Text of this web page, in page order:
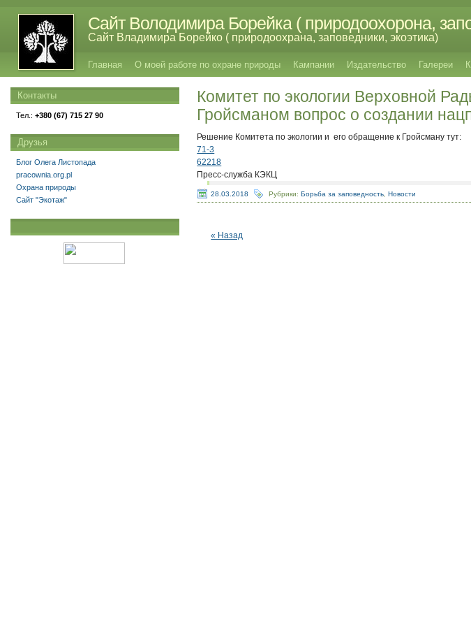
Сайт Володимира Борейка ( природоохорона,
Сайт Владимира Борейко ( природоохрана, заповедники, экоэтика)
Главная О моей работе по охране природы Кампании Издательство Галереи
Комитет по экологии Верховной
Гройсманом вопрос о создании
Решение Комитета по экологии и его обращение к Гройсману тут:
71-3
62218
Пресс-служба КЭКЦ
28.03.2018 Рубрики:Борьба за заповедность ,Новости
« Назад
Контакты
Тел.: +380 (67) 715 27 90
Друзья
Блог Олега Листопада
pracownia.org.pl
Охрана природы
Сайт "Экотаж"